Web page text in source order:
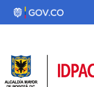
Pasar
Noticias Iniciativas